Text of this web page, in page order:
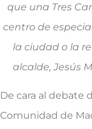
que una Tres
centro de
la ciudad o la
alcalde, Jesús
De cara al debate
Comunidad de